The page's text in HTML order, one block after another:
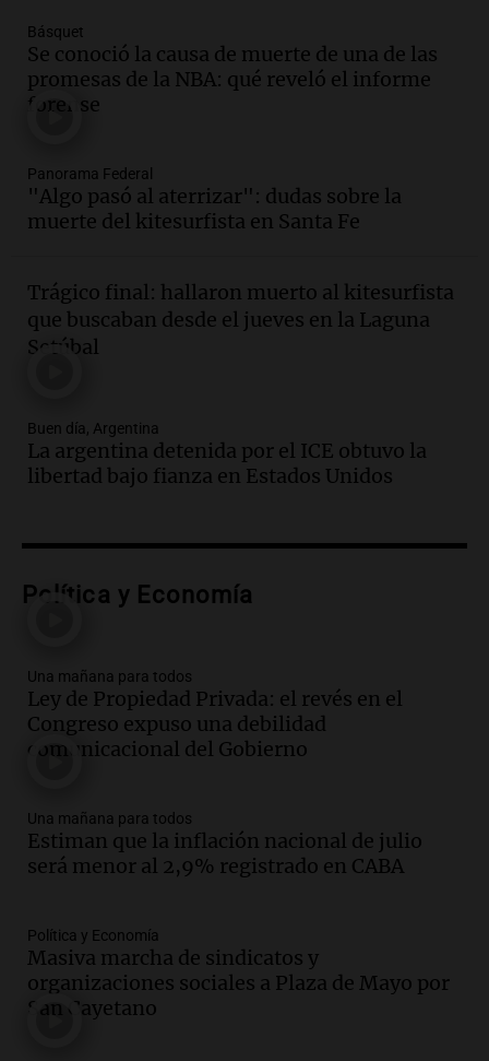
Audio.La historia de la servilleta que
firmó Jorge Messi para el primer
contrato de Leo con Barcelona
Una mañana para todos
Audio.Joan Gaspart: "Sin Jorge, no sé si
Messi hubiera llegado adonde llegó"
Una mañana para todos
Audio.El orgullo y el sueño argentino de
Jorge Messi en una entrevista con Rony
Vargas en 2007
Audio.El abuelo de Agostina Vega, tras
las nuevas detenciones: "En esa casa
todos tenían algo que ver"
del desayuno ideal: qué alimentos
conviene priorizar
Audio.Murió Jorge Messi
Una mañana para todos
Audio.Mateo, a los 25 años, lucha
contra el tiempo: necesita un trasplante
para poder seguir viviend
Episodios
Audio.Estiman que la inflación nacional
de julio será menor al 2,9% registrado
en CABA
Básquet
Se conoció la causa de muerte de una de las
promesas de la NBA: qué reveló el informe
forense
Panorama Federal
"Algo pasó al aterrizar": dudas sobre la
muerte del kitesurfista en Santa Fe
Trágico final: hallaron muerto al kitesurfista
que buscaban desde el jueves en la Laguna
Setúbal
Buen día, Argentina
La argentina detenida por el ICE obtuvo la
libertad bajo fianza en Estados Unidos
Política y Economía
Una mañana para todos
Ley de Propiedad Privada: el revés en el
Congreso expuso una debilidad
comunicacional del Gobierno
Una mañana para todos
Estiman que la inflación nacional de julio
será menor al 2,9% registrado en CABA
Política y Economía
Masiva marcha de sindicatos y
organizaciones sociales a Plaza de Mayo por
San Cayetano